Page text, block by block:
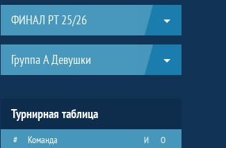
ФИНАЛ РТ 25/26
Группа А Девушки
Турнирная таблица
# Команда И О